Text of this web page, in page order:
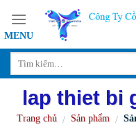
content
lap thiet bi
Trang chủ / Sản phẩm /